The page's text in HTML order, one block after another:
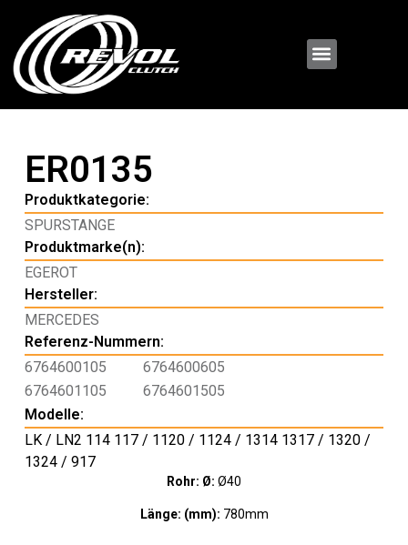
ER0135
Produktkategorie:
SPURSTANGE
Produktmarke(n):
EGEROT
Hersteller:
MERCEDES
Referenz-Nummern:
6764600105
6764600605
6764601105
6764601505
Modelle:
LK / LN2 114 117 / 1120 / 1124 / 1314 1317 / 1320 /
1324 / 917
Rohr: Ø: Ø40
Länge: (mm): 780mm